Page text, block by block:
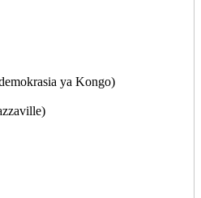
ya Kongo)